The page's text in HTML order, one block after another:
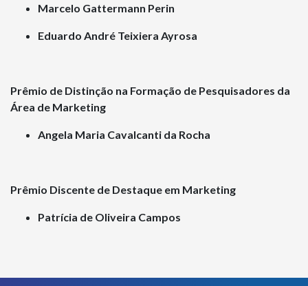
Marcelo Gattermann Perin
Eduardo André Teixiera Ayrosa
Prêmio de Distinção na Formação de Pesquisadores da
Área de Marketing
Angela Maria Cavalcanti da Rocha
Prêmio Discente de Destaque em Marketing
Patrícia de Oliveira Campos